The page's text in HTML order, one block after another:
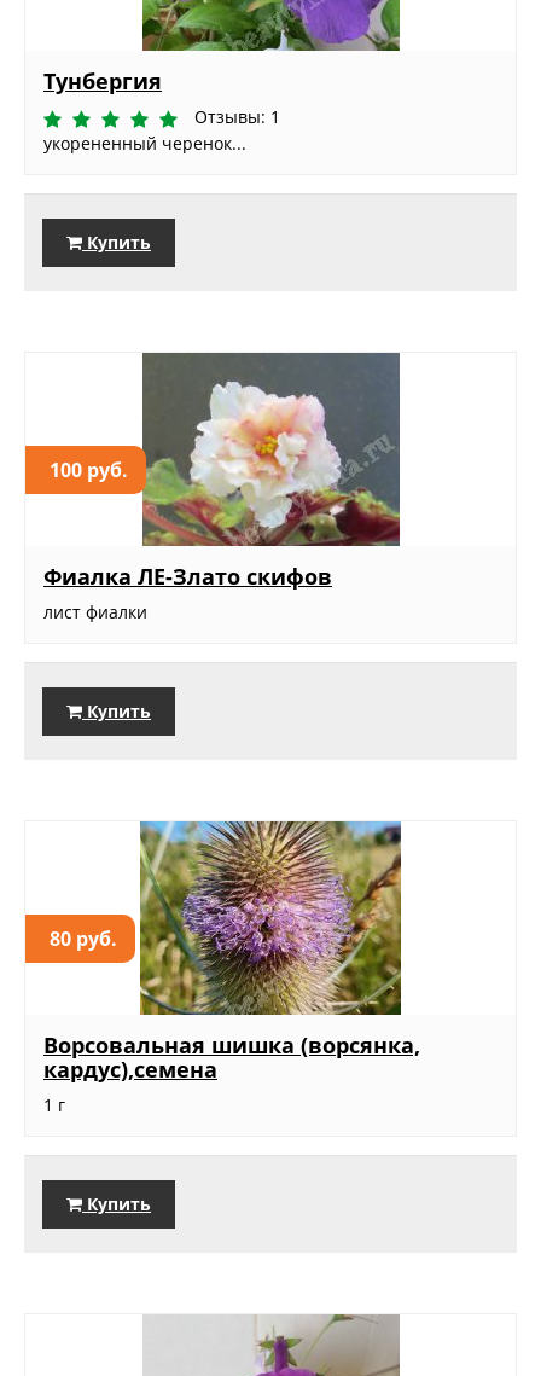
Тунбергия
Отзывы: 1
укорененный черенок...
Купить
100 руб.
Фиалка ЛЕ-Злато скифов
лист фиалки
Купить
80 руб.
Ворсовальная шишка (ворсянка,
кардус),семена
1 г
Купить